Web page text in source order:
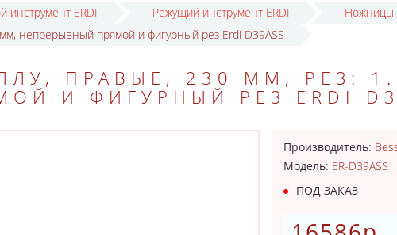
инструмент ERDI Режущий инструмент ERDI
Ножницы
непрерывный прямой и фигурный рез Erdi D39ASS
ПРАВЫЕ, 230 ММ, РЕЗ:
И ФИГУРНЫЙ РЕЗ ERDI
Производитель:
Модель: ER-D39ASS
ПОД ЗАКАЗ